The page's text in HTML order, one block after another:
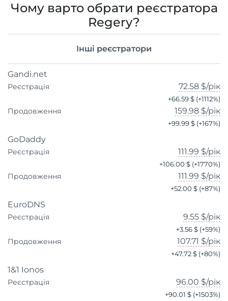
Чому варто обрати реєстратора
Regery?
Інші реєстратори
Gandi.net
Реєстрація 72.58 $/рік
+66.59 $ (+1112%)
Продовження 159.98 $/рік
+99.99 $ (+167%)
GoDaddy
Реєстрація 111.99 $/рік
+106.00 $ (+1770%)
Продовження 111.99 $/рік
+52.00 $ (+87%)
EuroDNS
Реєстрація 9.55 $/рік
+3.56 $ (+59%)
Продовження 107.71 $/рік
+47.72 $ (+80%)
1&1 Ionos
Реєстрація 96.00 $/рік
+90.01 $ (+1503%)